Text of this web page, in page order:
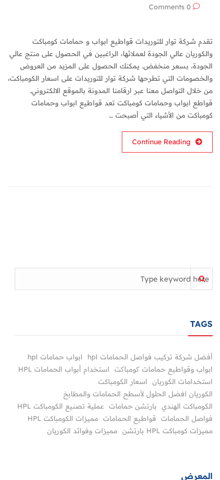
تقدم شركة توار للتوريدات قواطيع ابواب و حمامات كومباكت
والكوريان عالي الجودة لعملائها، الراغبين في الحصول على منتج عالي
الجودة، بسعر منخفض. يمكنك الحصول على المزيد من العروض
والخصومات التي تطرحها شركة توار للتوريدات على اسعار الكومباكت،
من خلال التواصل معنا عبر ارقامنا المدونة بالموقع الالكتروني.
قواطع ابواب وحمامات كومباكت تعد قواطيع ابواب وحمامات
كومباكت من الأشياء التي أصبحت …
Continue Reading
TAGS
أفضل شركة تركيب فواصل الحمامات hpl
ابواب حمامات hpl
ابواب وقواطيع حمامات کومباکت
استخدام أبواب الحمامات HPL
استخدامات الكوريان
اسعار الكومباكت
الكوريان افضل الحلول لأسطح الحمامات والمطابخ
الكومباكت الهندي
بارتشن حمامات
عملية تصنيع الكومباكت HPL
فواصل الحمامات
قواطيع الحمامات مميزات الكومباكت HPL
مميزات كومباكت HPL بارتشن
مميزات وفوائد الكوريان
المعرض